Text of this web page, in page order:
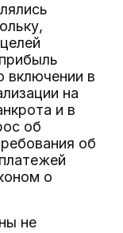
включении в
на
и в
об
об
о
не